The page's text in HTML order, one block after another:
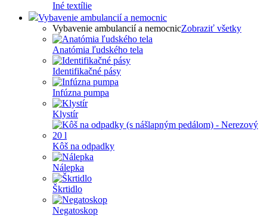
Iné textílie
Vybavenie ambulancií a nemocnic
Vybavenie ambulancií a nemocnicZobraziť všetky
Anatómia ľudského tela
Identifikačné pásy
Infúzna pumpa
Klystír
Kôš na odpadky
Nálepka
Škrtidlo
Negatoskop